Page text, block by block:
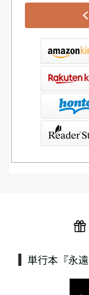
STORE（SHARP）
単行本『永